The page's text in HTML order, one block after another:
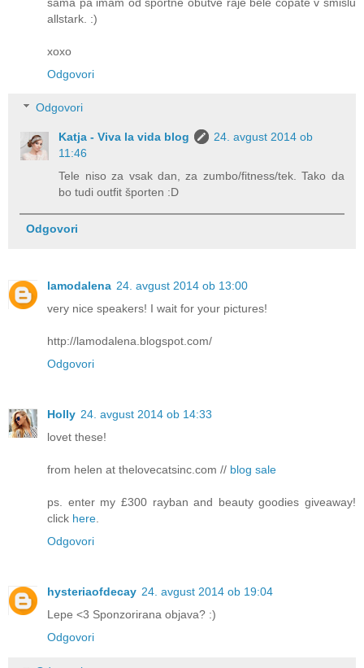
allstark. :)
xoxo
Odgovori
Odgovori
Katja - Viva la vida blog
24. avgust 2014 ob
11:46
Tele niso za vsak dan, za zumbo/fitness/tek. Tako da
bo tudi outfit športen :D
Odgovori
lamodalena 24. avgust 2014 ob 13:00
very nice speakers! I wait for your pictures!
http://lamodalena.blogspot.com/
Odgovori
Holly 24. avgust 2014 ob 14:33
lovet these!
from helen at thelovecatsinc.com // blog sale
ps. enter my £300 rayban and beauty goodies giveaway!
click here.
Odgovori
hysteriaofdecay 24. avgust 2014 ob 19:04
Lepe <3 Sponzorirana objava? :)
Odgovori